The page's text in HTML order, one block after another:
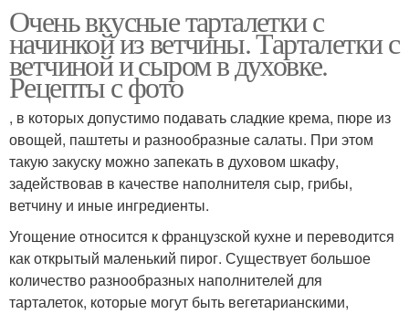
Очень вкусные тарталетки с
начинкой из ветчины. Тарталетки с
ветчиной и сыром в духовке.
Рецепты с фото
, в которых допустимо подавать сладкие крема, пюре из
овощей, паштеты и разнообразные салаты. При этом
такую закуску можно запекать в духовом шкафу,
задействовав в качестве наполнителя сыр, грибы,
ветчину и иные ингредиенты.
Угощение относится к французской кухне и переводится
как открытый маленький пирог. Существует большое
количество разнообразных наполнителей для
тарталеток, которые могут быть вегетарианскими,